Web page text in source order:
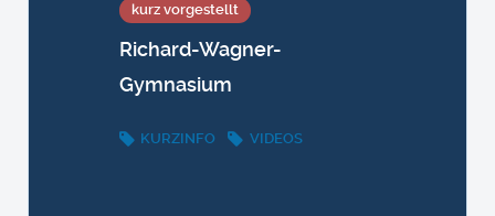
kurz vorgestellt
Richard-Wagner-
Gymnasium
KURZINFO VIDEOS